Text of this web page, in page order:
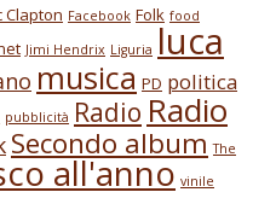
Clapton Facebook Folk food
Jimi Hendrix Liguria luca
musica PD politica
pubblicità Radio Radio
Secondo album The
all'anno vinile